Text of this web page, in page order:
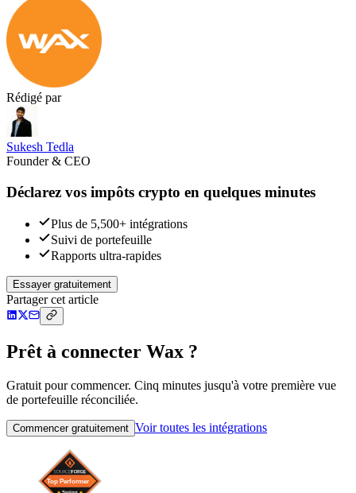
Rédigé par
Sukesh Tedla
Founder & CEO
Déclarez vos impôts crypto en quelques minutes
Plus de 5,500+ intégrations
Suivi de portefeuille
Rapports ultra-rapides
Essayer gratuitement
Partager cet article
Prêt à connecter Wax ?
Gratuit pour commencer. Cinq minutes jusqu'à votre première vue
de portefeuille réconciliée.
Commencer gratuitement Voir toutes les intégrations